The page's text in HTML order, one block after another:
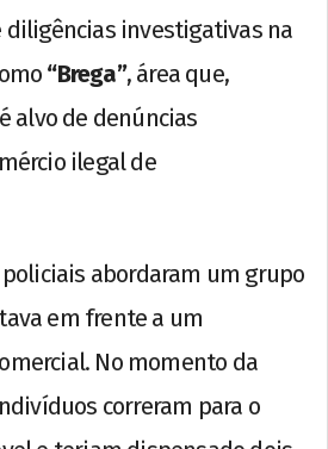
diligências investigativas na
“Brega”, área que,
alvo de denúncias
ilegal de
policiais abordaram um grupo
em frente a um
No momento da
correram para o